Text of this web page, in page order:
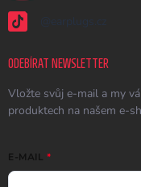
@earplugs.cz
ODEBÍRAT NEWSLETTER
Vložte svůj e-mail a my
produktech na našem e-
E-MAIL